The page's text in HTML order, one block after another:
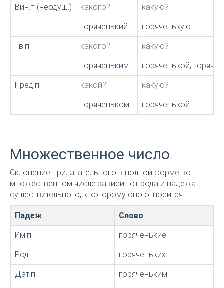
Вин.п (неодуш.) какого? какую?
горяченький горяченькую
Тв.п какого? какую?
горяченьким горяченькой,
Пред.п какой? какую?
горяченьком горяченькой
Множественное число
Склонение прилагательного в полной форме во
множественном числе зависит от рода и падежа
существительного, к которому оно относится:
Падеж Слово
Им.п горяченькие
Род.п горяченьких
Дат.п горяченьким